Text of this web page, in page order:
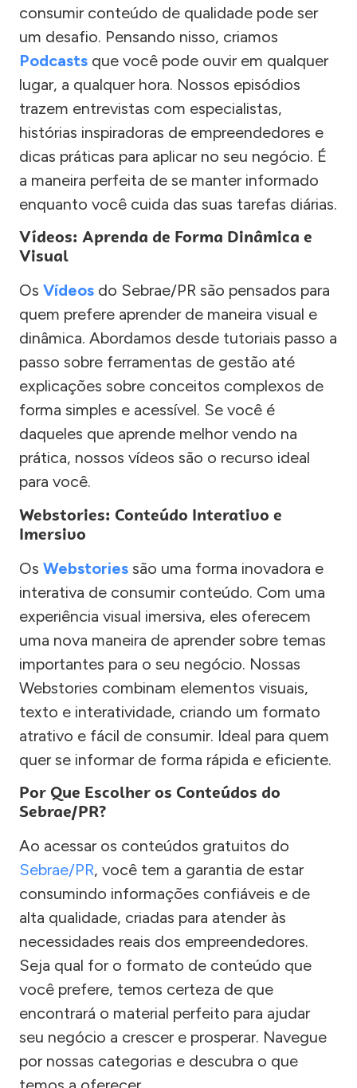
consumir conteúdo de qualidade pode ser
um desafio. Pensando nisso, criamos
Podcasts que você pode ouvir em qualquer
lugar, a qualquer hora. Nossos episódios
trazem entrevistas com especialistas,
histórias inspiradoras de empreendedores e
dicas práticas para aplicar no seu negócio. É
a maneira perfeita de se manter informado
enquanto você cuida das suas tarefas diárias.
Vídeos: Aprenda de Forma Dinâmica e
Visual
Os Vídeos do Sebrae/PR são pensados para
quem prefere aprender de maneira visual e
dinâmica. Abordamos desde tutoriais passo a
passo sobre ferramentas de gestão até
explicações sobre conceitos complexos de
forma simples e acessível. Se você é
daqueles que aprende melhor vendo na
prática, nossos vídeos são o recurso ideal
para você.
Webstories: Conteúdo Interativo e
Imersivo
Os Webstories são uma forma inovadora e
interativa de consumir conteúdo. Com uma
experiência visual imersiva, eles oferecem
uma nova maneira de aprender sobre temas
importantes para o seu negócio. Nossas
Webstories combinam elementos visuais,
texto e interatividade, criando um formato
atrativo e fácil de consumir. Ideal para quem
quer se informar de forma rápida e eficiente.
Por Que Escolher os Conteúdos do
Sebrae/PR?
Ao acessar os conteúdos gratuitos do
Sebrae/PR, você tem a garantia de estar
consumindo informações confiáveis e de
alta qualidade, criadas para atender às
necessidades reais dos empreendedores.
Seja qual for o formato de conteúdo que
você prefere, temos certeza de que
encontrará o material perfeito para ajudar
seu negócio a crescer e prosperar. Navegue
por nossas categorias e descubra o que